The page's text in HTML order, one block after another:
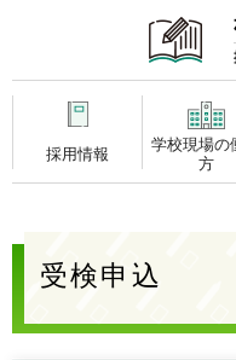
採用
採用情報
学校現場の
方
受検申込